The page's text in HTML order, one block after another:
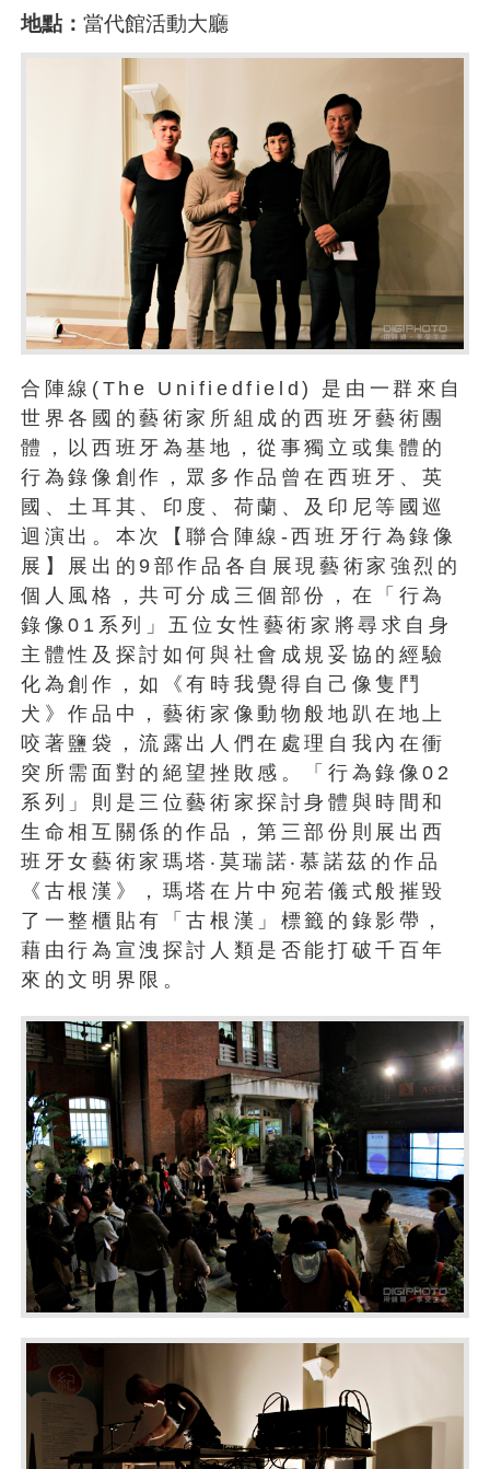
地點：當代館活動大廳
合陣線(The Unifiedfield) 是由一群來自
世界各國的藝術家所組成的西班牙藝術團
體，以西班牙為基地，從事獨立或集體的
行為錄像創作，眾多作品曾在西班牙、英
國、土耳其、印度、荷蘭、及印尼等國巡
迴演出。本次【聯合陣線-西班牙行為錄像
展】展出的9部作品各自展現藝術家強烈的
個人風格，共可分成三個部份，在「行為
錄像01系列」五位女性藝術家將尋求自身
主體性及探討如何與社會成規妥協的經驗
化為創作，如《有時我覺得自己像隻鬥
犬》作品中，藝術家像動物般地趴在地上
咬著鹽袋，流露出人們在處理自我內在衝
突所需面對的絕望挫敗感。「行為錄像02
系列」則是三位藝術家探討身體與時間和
生命相互關係的作品，第三部份則展出西
班牙女藝術家瑪塔‧莫瑞諾‧慕諾茲的作品
《古根漢》，瑪塔在片中宛若儀式般摧毀
了一整櫃貼有「古根漢」標籤的錄影帶，
藉由行為宣洩探討人類是否能打破千百年
來的文明界限。